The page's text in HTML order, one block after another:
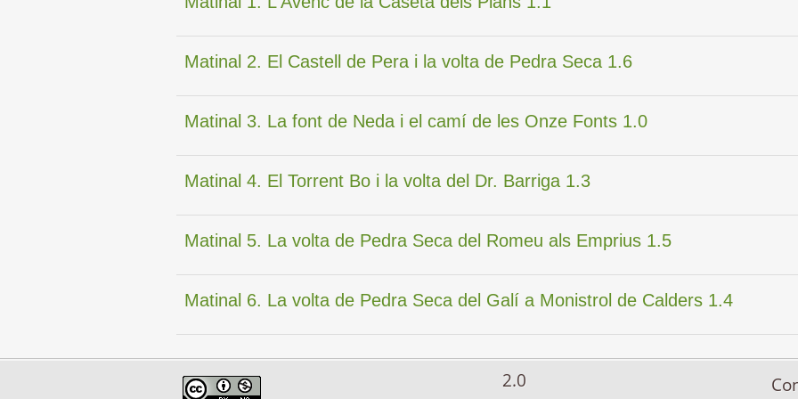
Matinal 2. El Castell de Pera i la volta de Pedra Seca 1.6
Matinal 3. La font de Neda i el camí de les Onze Fonts 1.0
Matinal 4. El Torrent Bo i la volta del Dr. Barriga 1.3
Matinal 5. La volta de Pedra Seca del Romeu als Emprius 1.5
Matinal 6. La volta de Pedra Seca del Galí a Monistrol de Calders 1.4
2.0